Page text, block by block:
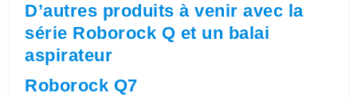
D’autres produits à venir avec la
série Roborock Q et un balai
aspirateur
Roborock Q7